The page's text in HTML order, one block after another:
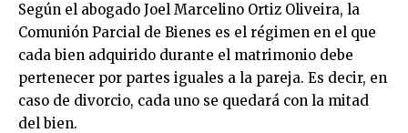
Según el abogado Joel Marcelino Ortiz Oliveira, la
Comunión Parcial de Bienes es el régimen en el que
cada bien adquirido durante el matrimonio debe
pertenecer por partes iguales a la pareja. Es decir, en
caso de divorcio, cada uno se quedará con la mitad
del bien.